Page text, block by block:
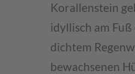
Korallenstein
idyllisch am Fuß
dichtem
bewachsenen